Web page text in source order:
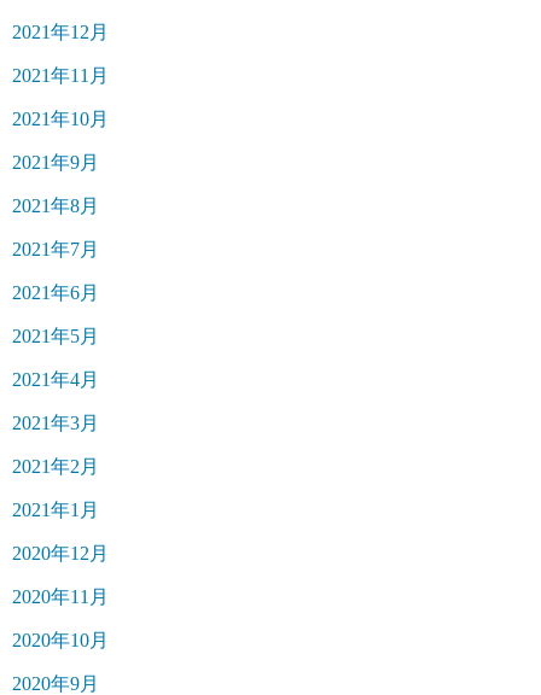
2021年12月
2021年11月
2021年10月
2021年9月
2021年8月
2021年7月
2021年6月
2021年5月
2021年4月
2021年3月
2021年2月
2021年1月
2020年12月
2020年11月
2020年10月
2020年9月